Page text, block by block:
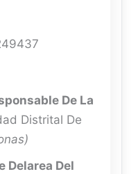
De La
Distrital De
Delarea Del